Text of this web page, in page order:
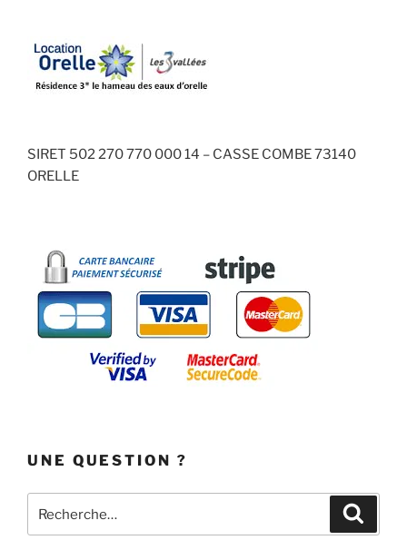
SIRET 502 270 770 000 14 – CASSE COMBE 73140
ORELLE
UNE QUESTION ?
pour